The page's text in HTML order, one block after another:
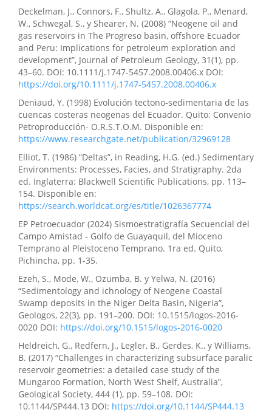
Deckelman, J., Connors, F., Shultz, A., Glagola, P., Menard,
W., Schwegal, S., y Shearer, N. (2008) “Neogene oil and
gas reservoirs in The Progreso basin, offshore Ecuador
and Peru: Implications for petroleum exploration and
development”, Journal of Petroleum Geology, 31(1), pp.
43–60. DOI: 10.1111/j.1747-5457.2008.00406.x DOI:
https://doi.org/10.1111/j.1747-5457.2008.00406.x
Deniaud, Y. (1998) Evolución tectono-sedimentaria de las
cuencas costeras neogenas del Ecuador. Quito: Convenio
Petroproducción- O.R.S.T.O.M. Disponible en:
https://www.researchgate.net/publication/32969128
Elliot, T. (1986) “Deltas”, in Reading, H.G. (ed.) Sedimentary
Environments: Processes, Facies, and Stratigraphy. 2da
ed. Inglaterra: Blackwell Scientific Publications, pp. 113–
154. Disponible en:
https://search.worldcat.org/es/title/1026367774
EP Petroecuador (2024) Sismoestratigrafía Secuencial del
Campo Amistad - Golfo de Guayaquil, del Mioceno
Temprano al Pleistoceno Temprano. 1ra ed. Quito,
Pichincha, pp. 1-35.
Ezeh, S., Mode, W., Ozumba, B. y Yelwa, N. (2016)
“Sedimentology and ichnology of Neogene Coastal
Swamp deposits in the Niger Delta Basin, Nigeria”,
Geologos, 22(3), pp. 191–200. DOI: 10.1515/logos-2016-
0020 DOI: https://doi.org/10.1515/logos-2016-0020
Heldreich, G., Redfern, J., Legler, B., Gerdes, K., y Williams,
B. (2017) “Challenges in characterizing subsurface paralic
reservoir geometries: a detailed case study of the
Mungaroo Formation, North West Shelf, Australia”,
Geological Society, 444 (1), pp. 59–108. DOI:
10.1144/SP444.13 DOI: https://doi.org/10.1144/SP444.13